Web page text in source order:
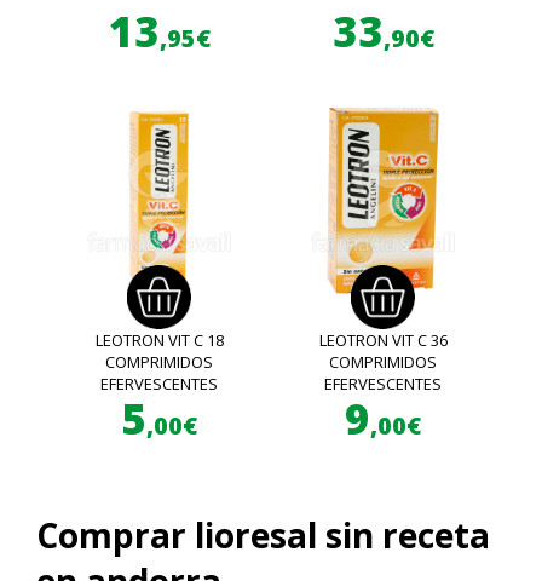
13,95€ 33,90€
LEOTRON VIT C 18
COMPRIMIDOS
EFERVESCENTES
5,00€
LEOTRON VIT C 36
COMPRIMIDOS
EFERVESCENTES
9,00€
Comprar lioresal sin receta